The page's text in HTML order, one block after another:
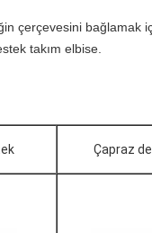
çerçevesini bağlamak
takım elbise.
Çapraz